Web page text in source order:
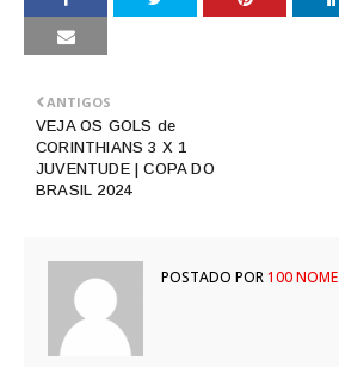
ANTIGOS
VEJA OS GOLS de
CORINTHIANS 3 X 1
JUVENTUDE | COPA DO
BRASIL 2024
POSTADO POR100 NOME